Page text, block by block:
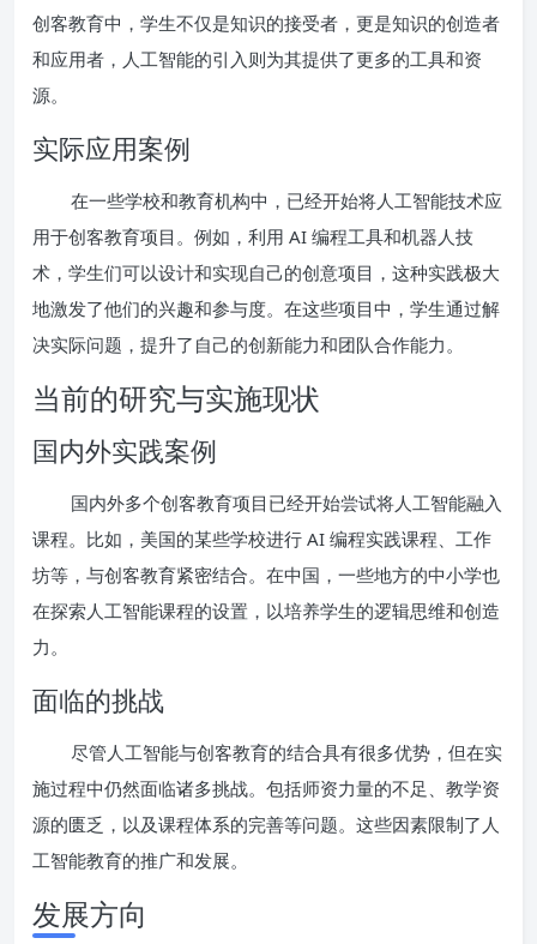
创客教育中，学生不仅是知识的接受者，更是知识的创造者
和应用者，人工智能的引入则为其提供了更多的工具和资
源。
实际应用案例
在一些学校和教育机构中，已经开始将人工智能技术应
用于创客教育项目。例如，利用 AI 编程工具和机器人技
术，学生们可以设计和实现自己的创意项目，这种实践极大
地激发了他们的兴趣和参与度。在这些项目中，学生通过解
决实际问题，提升了自己的创新能力和团队合作能力。
当前的研究与实施现状
国内外实践案例
国内外多个创客教育项目已经开始尝试将人工智能融入
课程。比如，美国的某些学校进行 AI 编程实践课程、工作
坊等，与创客教育紧密结合。在中国，一些地方的中小学也
在探索人工智能课程的设置，以培养学生的逻辑思维和创造
力。
面临的挑战
尽管人工智能与创客教育的结合具有很多优势，但在实
施过程中仍然面临诸多挑战。包括师资力量的不足、教学资
源的匮乏，以及课程体系的完善等问题。这些因素限制了人
工智能教育的推广和发展。
发展方向